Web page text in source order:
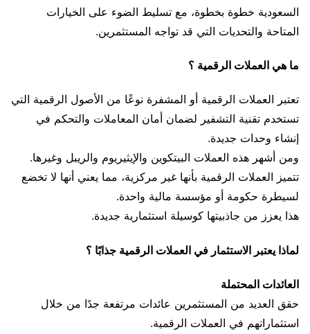
السعودية خطوة بخطوة، مع تسليط الضوء على الخيارات
المتاحة والتحديات التي قد تواجه المستثمرين.
ما هي العملات الرقمية ؟
تعتبر العملات الرقمية أو المشفرة نوعًا من الأصول الرقمية التي
تستخدم تقنية التشفير لضمان أمان المعاملات والتحكم في
إنشاء وحدات جديدة.
ومن أشهر هذه العملات البيتكوين والإيثيريوم والريبل وغيرها.
تتميز العملات الرقمية بأنها غير مركزية، مما يعني أنها لا تخضع
لسيطرة حكومة أو مؤسسة مالية واحدة.
هذا يعزز من جاذبيتها كوسيلة استثمارية جديدة.
لماذا يعتبر الاستثمار في العملات الرقمية جذابًا ؟
العائدات المحتملة
حقق العديد من المستثمرين عائدات مرتفعة جدًا من خلال
استثماراتهم في العملات الرقمية.